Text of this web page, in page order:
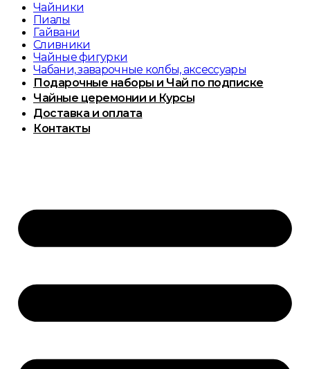
Чайники
Пиалы
Гайвани
Сливники
Чайные фигурки
Чабани, заварочные колбы, аксессуары
Подарочные наборы и Чай по подписке
Чайные церемонии и Курсы
Доставка и оплата
Контакты